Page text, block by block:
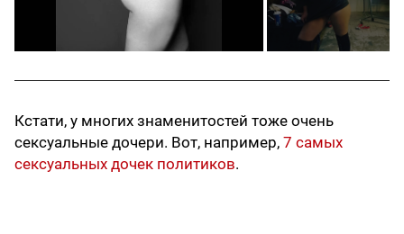
Кстати, у многих знаменитостей тоже очень
сексуальные дочери. Вот, например, 7 самых
сексуальных дочек политиков.